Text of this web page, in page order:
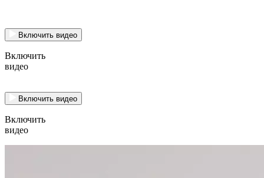
Включить видео
Включить
видео
Включить видео
Включить
видео